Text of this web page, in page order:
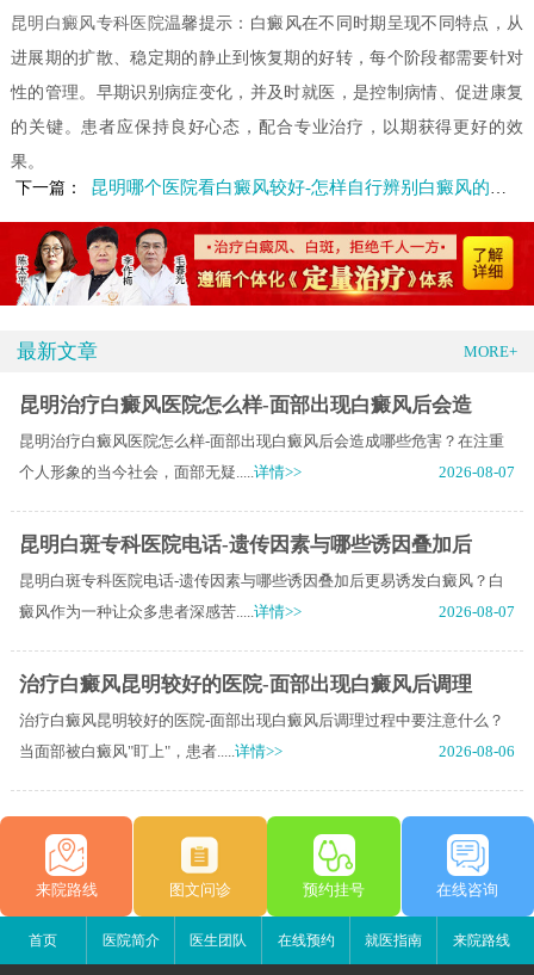
昆明白癜风专科医院温馨提示：白癜风在不同时期呈现不同特点，从
进展期的扩散、稳定期的静止到恢复期的好转，每个阶段都需要针对
性的管理。早期识别病症变化，并及时就医，是控制病情、促进康复
的关键。患者应保持良好心态，配合专业治疗，以期获得更好的效
果。
下一篇：
昆明哪个医院看白癜风较好-怎样自行辨别白癜风的症状呢
最新文章 MORE+
昆明治疗白癜风医院怎么样-面部出现白癜风后会造
昆明治疗白癜风医院怎么样-面部出现白癜风后会造成哪些危害？在注重
个人形象的当今社会，面部无疑.....详情>> 2026-08-07
昆明白斑专科医院电话-遗传因素与哪些诱因叠加后
昆明白斑专科医院电话-遗传因素与哪些诱因叠加后更易诱发白癜风？白
癜风作为一种让众多患者深感苦.....详情>> 2026-08-07
治疗白癜风昆明较好的医院-面部出现白癜风后调理
治疗白癜风昆明较好的医院-面部出现白癜风后调理过程中要注意什么？
当面部被白癜风"盯上"，患者.....详情>> 2026-08-06
来院路线 图文问诊 预约挂号 在线咨询
首页 医院简介 医生团队 在线预约 就医指南 来院路线